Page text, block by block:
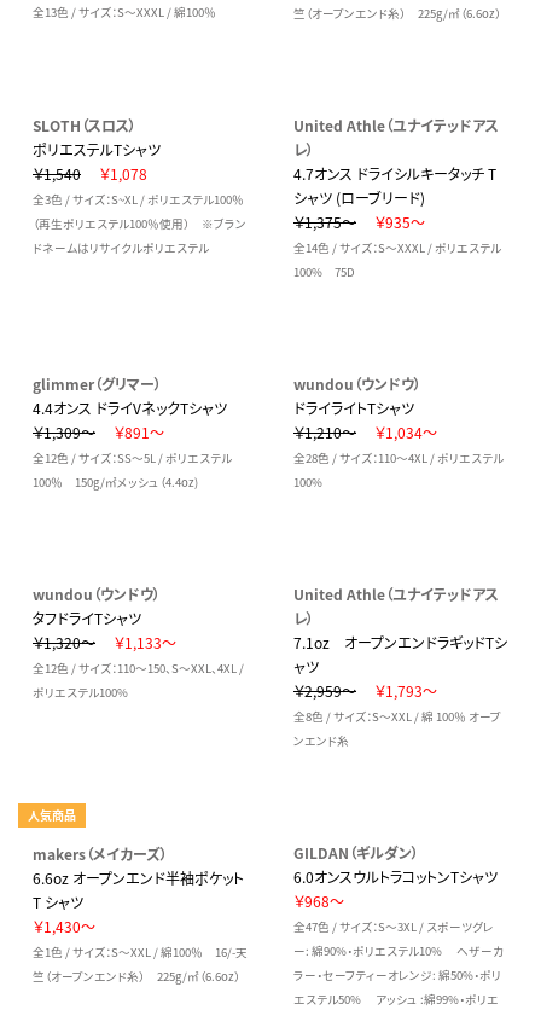
全13色 / サイズ：S～XXXL / 綿100％
竺（オープンエンド糸） 225g/㎡（6.6oz）
SLOTH（スロス）
ポリエステルTシャツ
￥1,540
￥1,078
全3色 / サイズ：S~XL / ポリエステル100％
（再生ポリエステル100％使用） ※ブラン
ドネームはリサイクルポリエステル
United Athle（ユナイテッドアス
レ）
4.7オンス ドライシルキータッチ T
シャツ (ローブリード)
￥1,375～
￥935～
全14色 / サイズ：S～XXXL / ポリエステル
100% 75D
glimmer（グリマー）
4.4オンス ドライVネックTシャツ
￥1,309～
￥891～
全12色 / サイズ：SS～5L / ポリエステル
100％ 150g/㎡メッシュ（4.4oz)
wundou（ウンドウ）
ドライライトTシャツ
￥1,210～
￥1,034～
全28色 / サイズ：110～4XL / ポリエステル
100%
wundou（ウンドウ）
タフドライTシャツ
￥1,320～
￥1,133～
全12色 / サイズ：110～150、S～XXL、4XL /
ポリエステル100%
United Athle（ユナイテッドアス
レ）
7.1oz オープンエンドラギッドTシ
ャツ
￥2,959～
￥1,793～
全8色 / サイズ：S～XXL / 綿 100％ オープ
ンエンド糸
人気商品
makers（メイカーズ）
6.6oz オープンエンド半袖ポケット
T シャツ
￥1,430～
全1色 / サイズ：S～XXL / 綿100％ 16/-天
竺（オープンエンド糸） 225g/㎡（6.6oz）
GILDAN（ギルダン）
6.0オンスウルトラコットンTシャツ
￥968～
全47色 / サイズ：S～3XL / スポーツグレ
ー: 綿90%・ポリエステル10% ヘザーカ
ラー・セーフティーオレンジ: 綿50%・ポリ
エステル50% アッシュ :綿99%・ポリエ